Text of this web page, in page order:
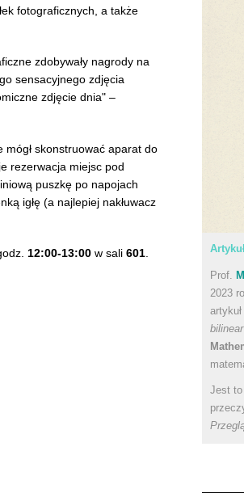
fotograficznych, a także
zdobywały nagrody na
sensacyjnego zdjęcia
zdjęcie dnia" –
mógł skonstruować aparat do
rezerwacja miejsc pod
puszkę po napojach
igłę (a najlepiej nakłuwacz
12:00-13:00 w sali 601.
Prof.
2023
artykuł
Jest to